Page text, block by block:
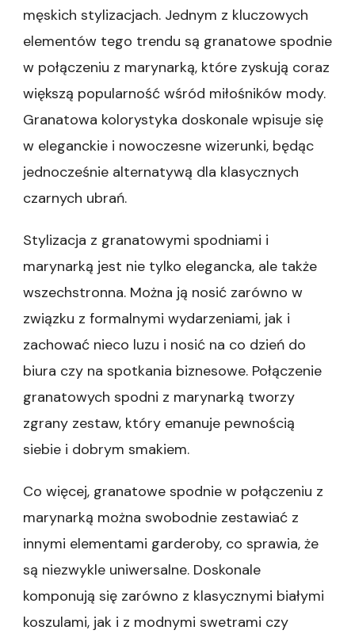
męskich stylizacjach. Jednym z kluczowych
elementów tego trendu są granatowe spodnie
w połączeniu z marynarką, które zyskują coraz
większą popularność wśród miłośników mody.
Granatowa kolorystyka doskonale wpisuje się
w eleganckie i nowoczesne wizerunki, będąc
jednocześnie alternatywą dla klasycznych
czarnych ubrań.
Stylizacja z granatowymi spodniami i
marynarką jest nie tylko elegancka, ale także
wszechstronna. Można ją nosić zarówno w
związku z formalnymi wydarzeniami, jak i
zachować nieco luzu i nosić na co dzień do
biura czy na spotkania biznesowe. Połączenie
granatowych spodni z marynarką tworzy
zgrany zestaw, który emanuje pewnością
siebie i dobrym smakiem.
Co więcej, granatowe spodnie w połączeniu z
marynarką można swobodnie zestawiać z
innymi elementami garderoby, co sprawia, że
są niezwykle uniwersalne. Doskonale
komponują się zarówno z klasycznymi białymi
koszulami, jak i z modnymi swetrami czy